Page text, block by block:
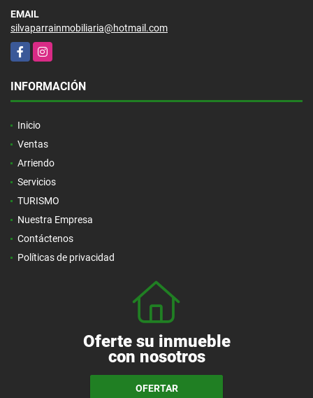
EMAIL
silvaparrainmobiliaria@hotmail.com
FacebookInstagram
INFORMACIÓN
Inicio
Ventas
Arriendo
Servicios
TURISMO
Nuestra Empresa
Contáctenos
Políticas de privacidad
Oferte su inmueble
con nosotros
OFERTAR